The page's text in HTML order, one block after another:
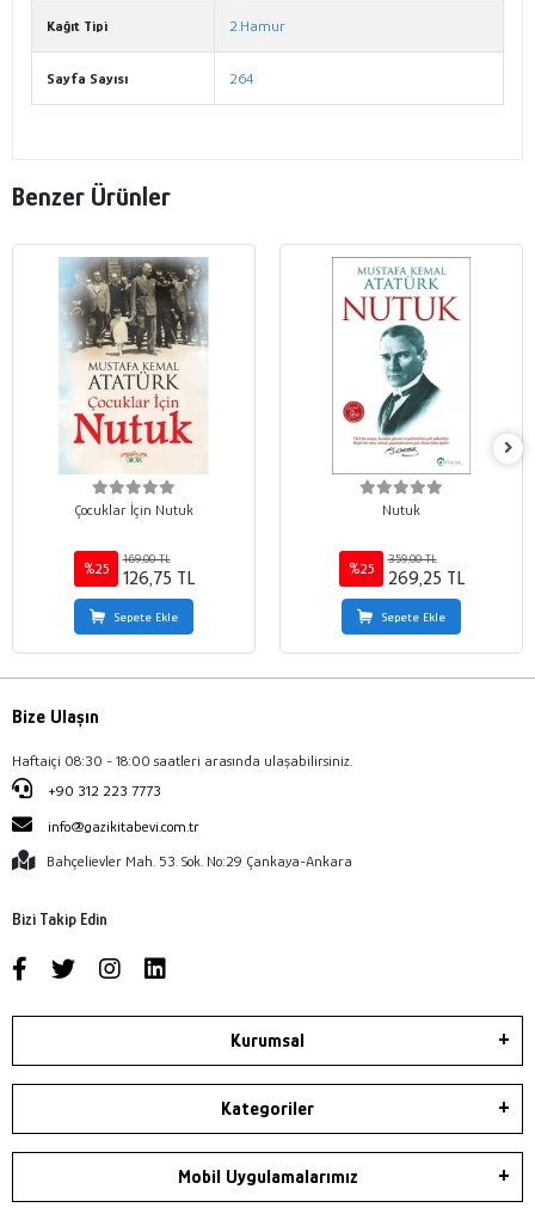
Kağıt Tipi 2.Hamur
Sayfa Sayısı 264
Benzer Ürünler
Çocuklar İçin Nutuk
%25
169,00 TL
126,75 TL
Sepete Ekle
Nutuk
%25
359,00 TL
269,25 TL
Sepete Ekle
Bize Ulaşın
Haftaiçi 08:30 - 18:00 saatleri arasında ulaşabilirsiniz.
+90 312 223 7773
info@gazikitabevi.com.tr
Bahçelievler Mah. 53. Sok. No:29 Çankaya-Ankara
Bizi Takip Edin
Kurumsal
Kategoriler
Mobil Uygulamalarımız